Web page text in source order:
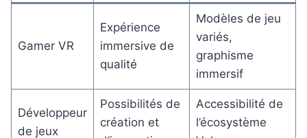
Gamer VR
Expérience
immersive de
qualité
Modèles de jeu
variés,
graphisme
immersif
Développeur
de jeux
Possibilités de
création et
Accessibilité de
l’écosystème